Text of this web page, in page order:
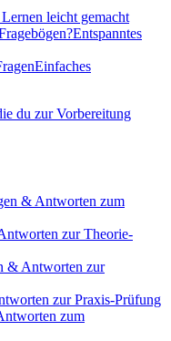
leicht gemacht
Entspanntes
Einfaches
du zur Vorbereitung
& Antworten zum
zur Theorie-
& Antworten zur
zur Praxis-Prüfung
zum